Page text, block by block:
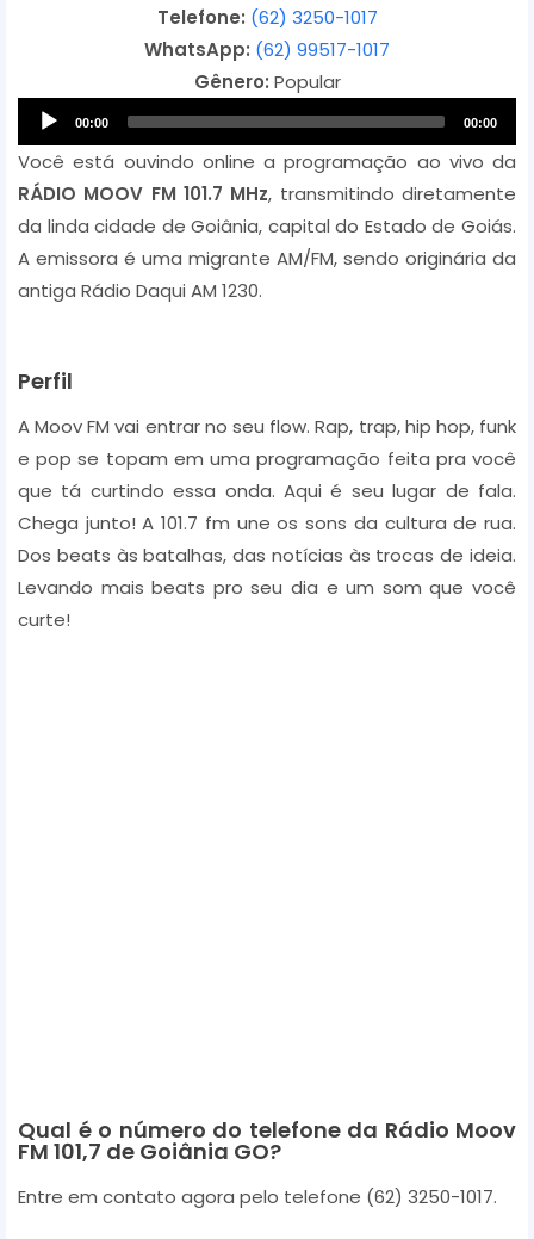
Telefone: (62) 3250-1017
WhatsApp: (62) 99517-1017
Gênero: Popular
A
u
i
r
00:00 00:00
Você está ouvindo online a programação ao vivo da
RÁDIO MOOV FM 101.7 MHz, transmitindo diretamente
da linda cidade de Goiânia, capital do Estado de Goiás.
A emissora é uma migrante AM/FM, sendo originária da
antiga Rádio Daqui AM 1230.
Perfil
A Moov FM vai entrar no seu flow. Rap, trap, hip hop, funk
e pop se topam em uma programação feita pra você
que tá curtindo essa onda. Aqui é seu lugar de fala.
Chega junto! A 101.7 fm une os sons da cultura de rua.
Dos beats às batalhas, das notícias às trocas de ideia.
Levando mais beats pro seu dia e um som que você
curte!
Qual é o número do telefone da Rádio Moov
FM 101,7 de Goiânia GO?
Entre em contato agora pelo telefone (62) 3250-1017.